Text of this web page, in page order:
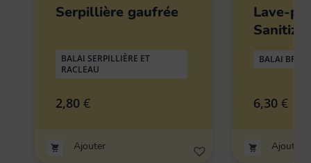
Serpillière gaufrée
BALAI SERPILLIÈRE ET
RACLEAU
2,80 €
Ajouter
Lave-
BALAI
6,30 €
Ajouter